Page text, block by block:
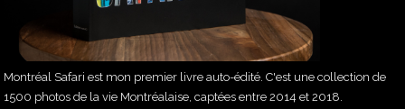
Montréal Safari est mon premier livre auto-édité. C'est une collection de
1500 photos de la vie Montréalaise, captées entre 2014 et 2018.